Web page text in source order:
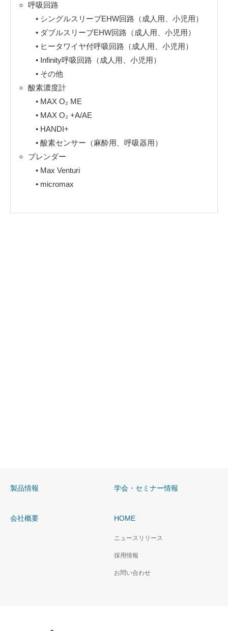
呼吸回路
• シングルスリーブEHW回路（成人用、小児用）
• ダブルスリーブEHW回路（成人用、小児用）
• ヒータワイヤ付呼吸回路（成人用、小児用）
• Infinity呼吸回路（成人用、小児用）
• その他
酸素濃度計
• MAX O₂ ME
• MAX O₂ +A/AE
• HANDI+
• 酸素センサー（麻酔用、呼吸器用）
ブレンダー
• Max Venturi
• micromax
製品情報 学会・セミナー情報
会社概要 HOME
ニュースリリース
採用情報
お問い合わせ